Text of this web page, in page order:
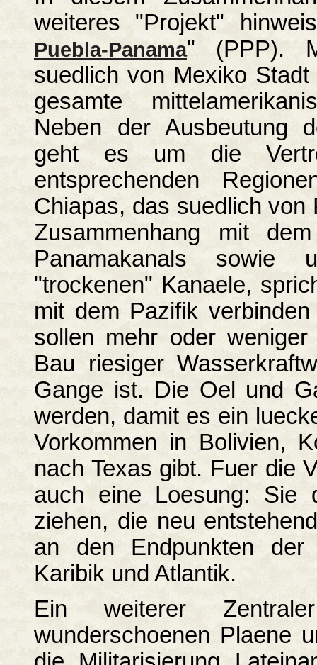
weiteres "Projekt"
Puebla-Panama" (PPP).
suedlich von Mexiko
gesamte
Neben der Ausbeutung
geht es um die
entsprechenden
Chiapas, das suedlich von
Zusammenhang mit
Panamakanals sowie
"trockenen" Kanaele,
mit dem Pazifik
sollen mehr oder
Bau riesiger
Gange ist. Die Oel und
werden, damit es ein
Vorkommen in Bolivien,
nach Texas gibt. Fuer die
auch eine Loesung: Sie
ziehen, die neu
an den Endpunkten der
Karibik und Atlantik.
Ein weiterer
wunderschoenen Plaene